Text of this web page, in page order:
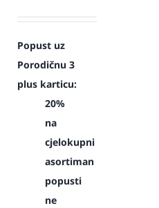
Popust uz
Porodičnu 3
plus karticu:
20%
na
cjelokupni
asortiman
popusti
ne